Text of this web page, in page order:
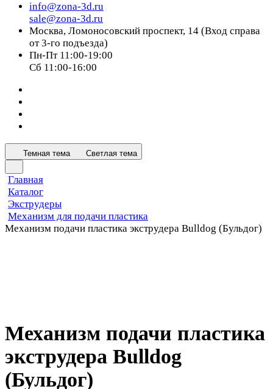
info@zona-3d.ru
sale@zona-3d.ru
Москва, Ломоносовский проспект, 14 (Вход справа
от 3-го подъезда)
Пн-Пт 11:00-19:00
Сб 11:00-16:00
Темная тема Светлая тема
Главная
Каталог
Экструдеры
Механизм для подачи пластика
Механизм подачи пластика экструдера Bulldog (Бульдог)
Механизм подачи пластика
экструдера Bulldog
(Бульдог)